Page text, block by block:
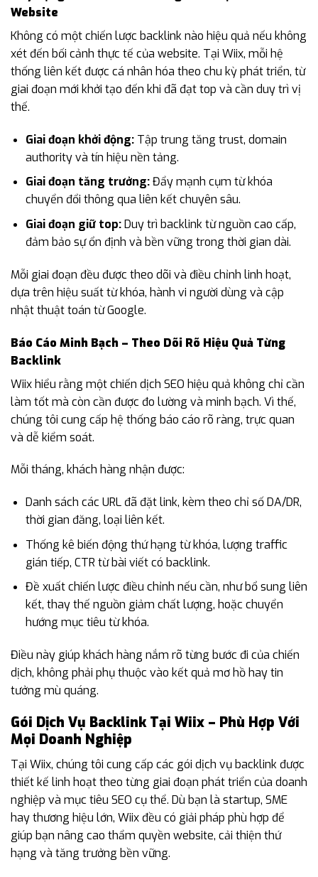
Website
Không có một chiến lược backlink nào hiệu quả nếu không
xét đến bối cảnh thực tế của website. Tại Wiix, mỗi hệ
thống liên kết được cá nhân hóa theo chu kỳ phát triển, từ
giai đoạn mới khởi tạo đến khi đã đạt top và cần duy trì vị
thế.
Giai đoạn khởi động:Tập trung tăng trust, domain
authority và tín hiệu nền tảng.
Giai đoạn tăng trưởng:Đẩy mạnh cụm từ khóa
chuyển đổi thông qua liên kết chuyên sâu.
Giai đoạn giữ top:Duy trì backlink từ nguồn cao cấp,
đảm bảo sự ổn định và bền vững trong thời gian dài.
Mỗi giai đoạn đều được theo dõi và điều chỉnh linh hoạt,
dựa trên hiệu suất từ khóa, hành vi người dùng và cập
nhật thuật toán từ Google.
Báo Cáo Minh Bạch – Theo Dõi Rõ Hiệu Quả Từng
Backlink
Wiix hiểu rằng một chiến dịch SEO hiệu quả không chỉ cần
làm tốt mà còn cần được đo lường và minh bạch. Vì thế,
chúng tôi cung cấp hệ thống báo cáo rõ ràng, trực quan
và dễ kiểm soát.
Mỗi tháng, khách hàng nhận được:
Danh sách các URL đã đặt link, kèm theo chỉ số DA/DR,
thời gian đăng, loại liên kết.
Thống kê biến động thứ hạng từ khóa, lượng traffic
gián tiếp, CTR từ bài viết có backlink.
Đề xuất chiến lược điều chỉnh nếu cần, như bổ sung liên
kết, thay thế nguồn giảm chất lượng, hoặc chuyển
hướng mục tiêu từ khóa.
Điều này giúp khách hàng nắm rõ từng bước đi của chiến
dịch, không phải phụ thuộc vào kết quả mơ hồ hay tin
tưởng mù quáng.
Gói Dịch Vụ Backlink Tại Wiix – Phù Hợp Với
Mọi Doanh Nghiệp
Tại Wiix, chúng tôi cung cấp các gói dịch vụ backlink được
thiết kế linh hoạt theo từng giai đoạn phát triển của doanh
nghiệp và mục tiêu SEO cụ thể. Dù bạn là startup, SME
hay thương hiệu lớn, Wiix đều có giải pháp phù hợp để
giúp bạn nâng cao thẩm quyền website, cải thiện thứ
hạng và tăng trưởng bền vững.